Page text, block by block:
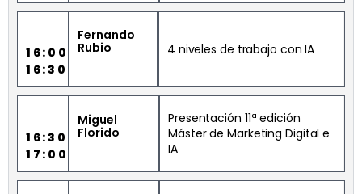
16:00H
16:30H
Fernando
Rubio
4 niveles de trabajo con IA
16:30H
17:00H
Miguel
Florido
Presentación 11ª edición
Máster de Marketing Digital e
IA